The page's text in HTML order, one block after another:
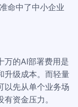
命中了中小企业
万的AI部署费用是
升级成本。而轻量
以先从单个业务场
资金压力。